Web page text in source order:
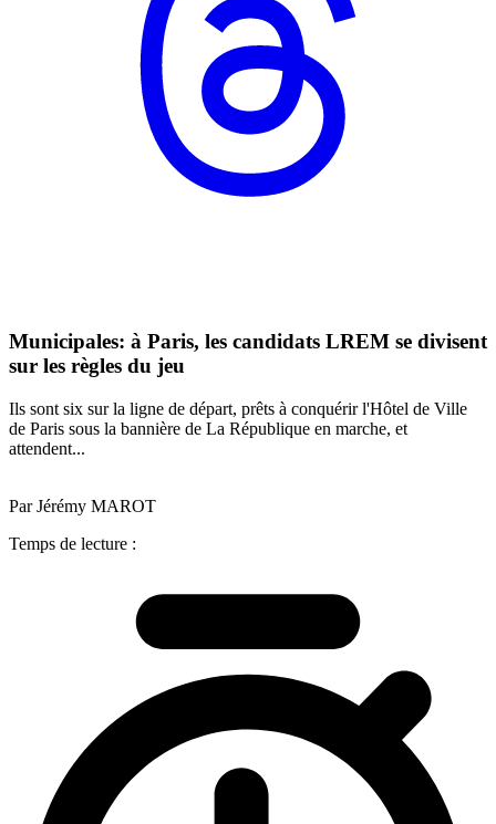
Municipales: à Paris, les candidats LREM se divisent
sur les règles du jeu
Ils sont six sur la ligne de départ, prêts à conquérir l'Hôtel de Ville
de Paris sous la bannière de La République en marche, et
attendent...
Par Jérémy MAROT
Temps de lecture :